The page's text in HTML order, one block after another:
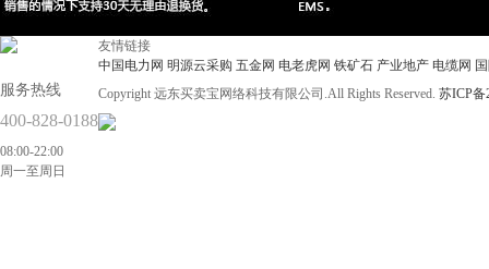
服务热线
400-828-0188
08:00-22:00
周一至周日
友情链接
中国电力网 明源云采购 五金网 电老虎网 铁矿石 产业地产 电缆网
Copyright 远东买卖宝网络科技有限公司.All Rights Reserved. 苏ICP备